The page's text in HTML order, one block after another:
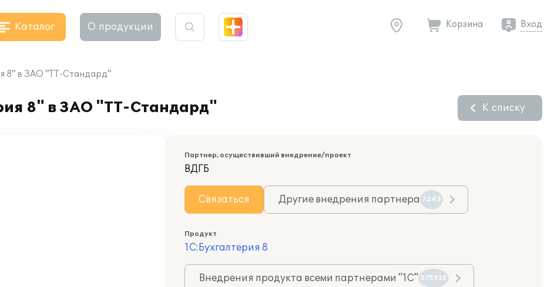
Каталог О продукции Корзина Вход
8" в ЗАО "ТТ-Стандард"
8" в ЗАО "ТТ-Стандард" К списку
Партнер, осуществивший внедрение/проект
ВДГБ
Связаться Другие внедрения партнера 7243
Продукт
1С:Бухгалтерия 8
Внедрения продукта всеми партнерами "1С" 575930